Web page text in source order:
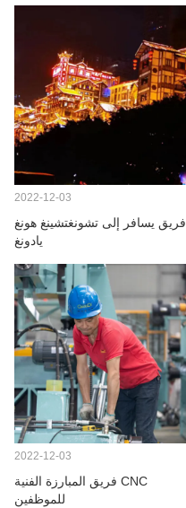
2022-12-03
فريق يسافر إلى تشونغتشينغ هونغ
يادونغ
2022-12-03
فريق المبارزة الفنية CNC
للموظفين